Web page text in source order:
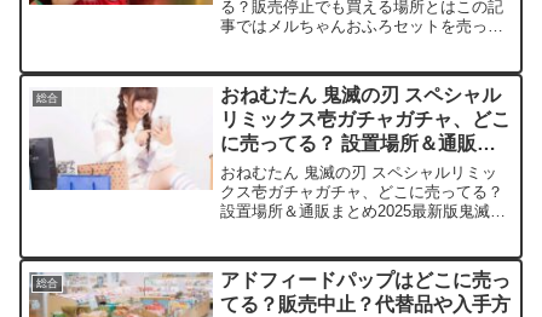
る？販売停止でも買える場所とはこの記
事ではメルちゃんおふろセットを売って
ゃんおふろセットは本当に「販売停止」
なの？最新の販売状況チェ...
総合
おねむたん 鬼滅の刃 スペシャル
リミックス壱ガチャガチャ、どこ
に売ってる？ 設置場所＆通販ま
とめ2025最新版
おねむたん 鬼滅の刃 スペシャルリミッ
クス壱ガチャガチャ、どこに売ってる？
設置場所＆通販まとめ2025最新版鬼滅の
この記事では、おねむたん 鬼滅の刃 ス
ペシャルリミッ...
総合
アドフィードパップはどこに売っ
てる？販売中止？代替品や入手方